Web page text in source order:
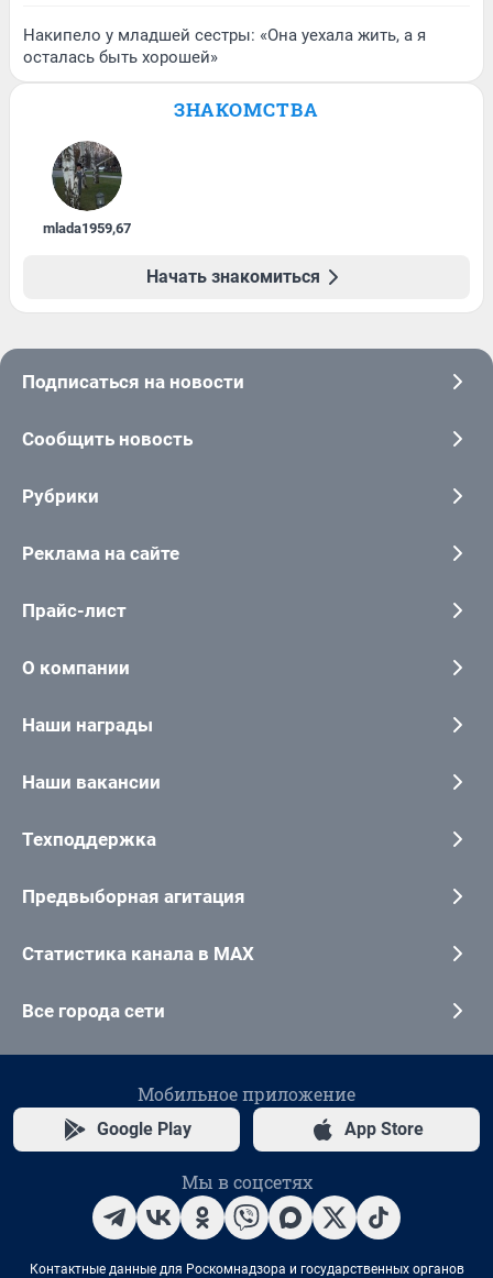
Накипело у младшей сестры: «Она уехала жить, а я
осталась быть хорошей»
ЗНАКОМСТВА
mlada1959,67
Начать знакомиться
Подписаться на новости
Сообщить новость
Рубрики
Реклама на сайте
Прайс-лист
О компании
Наши награды
Наши вакансии
Техподдержка
Предвыборная агитация
Статистика канала в MAX
Все города сети
Мобильное приложение
Google Play App Store
Мы в соцсетях
Контактные данные для Роскомнадзора и государственных органов